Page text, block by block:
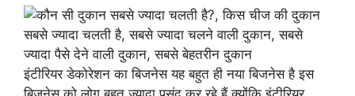
इंटीरियर डेकोरेशन का बिजनेस यह बहुत ही नया बिजनेस है इस